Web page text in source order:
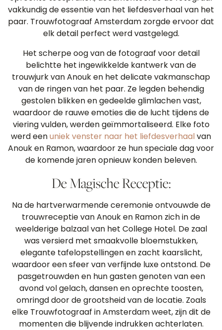
vakkundig de essentie van het liefdesverhaal van het
paar. Trouwfotograaf Amsterdam zorgde ervoor dat
elk detail perfect werd vastgelegd.
Het scherpe oog van de fotograaf voor detail
belichtte het ingewikkelde kantwerk van de
trouwjurk van Anouk en het delicate vakmanschap
van de ringen van het paar. Ze legden behendig
gestolen blikken en gedeelde glimlachen vast,
waardoor de rauwe emoties die de lucht tijdens de
viering vulden, werden geïmmortaliseerd. Elke foto
werd eenuniek venster naar het liefdesverhaalvan
Anouk en Ramon, waardoor ze hun speciale dag voor
de komende jaren opnieuw konden beleven.
De Magische Receptie:
Na de hartverwarmende ceremonie ontvouwde de
trouwreceptie van Anouk en Ramon zich in de
weelderige balzaal van het College Hotel. De zaal
was versierd met smaakvolle bloemstukken,
elegante tafelopstellingen en zacht kaarslicht,
waardoor een sfeer van verfijnde luxe ontstond. De
pasgetrouwden en hun gasten genoten van een
avond vol gelach, dansen en oprechte toosten,
omringd door de grootsheid van de locatie. Zoals
elke Trouwfotograaf in Amsterdam weet, zijn dit de
momenten die blijvende indrukken achterlaten.